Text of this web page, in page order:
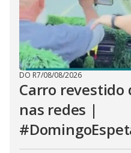
DO R7/08/08/2026
Carro revestido
nas redes |